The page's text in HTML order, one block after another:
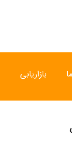
بازاریابی